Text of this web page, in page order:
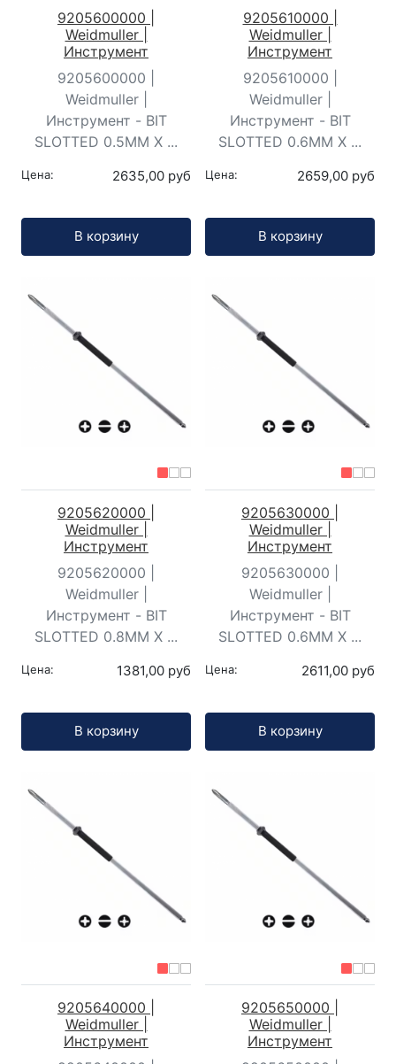
9205600000 |
Weidmuller |
Инструмент
9205600000 |
Weidmuller |
Инструмент - BIT
SLOTTED 0.5MM X ...
Цена: 2635,00 руб
В корзину
9205610000 |
Weidmuller |
Инструмент
9205610000 |
Weidmuller |
Инструмент - BIT
SLOTTED 0.6MM X ...
Цена: 2659,00 руб
В корзину
9205620000 |
Weidmuller |
Инструмент
9205620000 |
Weidmuller |
Инструмент - BIT
SLOTTED 0.8MM X ...
Цена: 1381,00 руб
В корзину
9205630000 |
Weidmuller |
Инструмент
9205630000 |
Weidmuller |
Инструмент - BIT
SLOTTED 0.6MM X ...
Цена: 2611,00 руб
В корзину
9205640000 |
Weidmuller |
Инструмент
9205650000 |
Weidmuller |
Инструмент